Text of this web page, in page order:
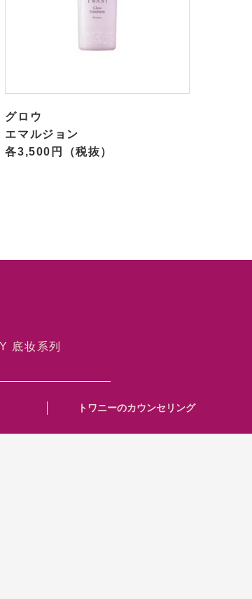
グロウ
エマルジョン
各3,500円（税抜）
底妆系列
トワニーのカウンセリング